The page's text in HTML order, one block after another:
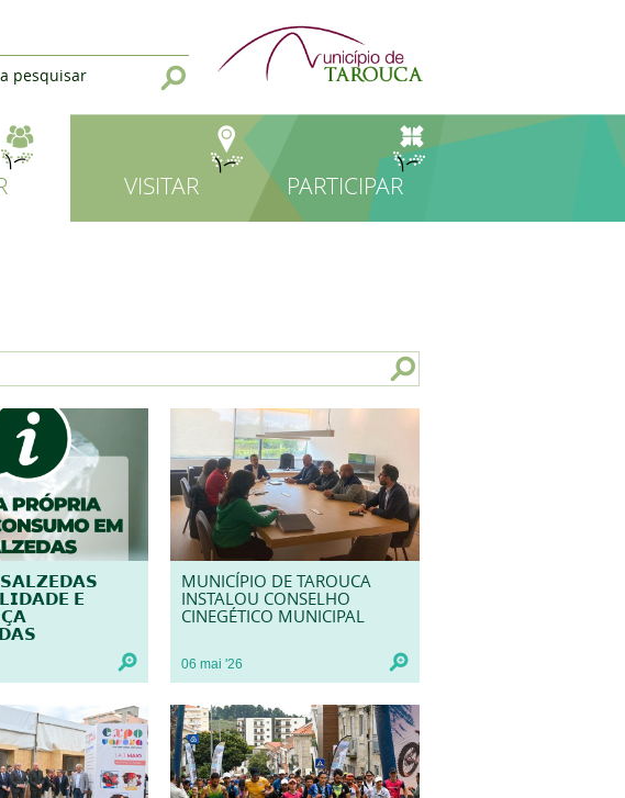
VISITAR PARTICIPAR
𝗘
MUNICÍPIO DE TAROUCA
INSTALOU CONSELHO
CINEGÉTICO MUNICIPAL
06 mai '26